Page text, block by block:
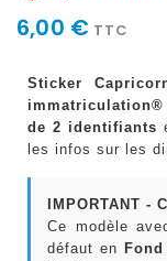
6,00 € TTC
Sticker
de 2 identifiants
les infos sur les
IMPORTANT
Ce modèle
défaut en